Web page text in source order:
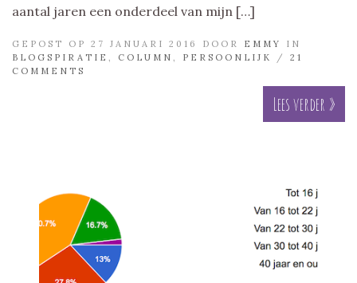
aantal jaren een onderdeel van mijn […]
GEPOST OP 27 JANUARI 2016 DOOR EMMY
IN
BLOGSPIRATIE
COLUMN PERSOONLIJK / 21
COMMENTS
Lees verder »